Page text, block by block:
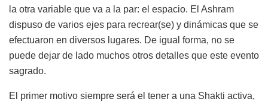
la otra variable que va a la par: el espacio. El Ashram
dispuso de varios ejes para recrear(se) y dinámicas que se
efectuaron en diversos lugares. De igual forma, no se
puede dejar de lado muchos otros detalles que este evento
sagrado.
El primer motivo siempre será el tener a una Shakti activa,